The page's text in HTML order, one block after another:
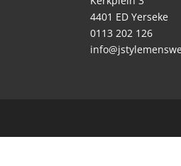
4401 ED Yerseke
0113 202 126